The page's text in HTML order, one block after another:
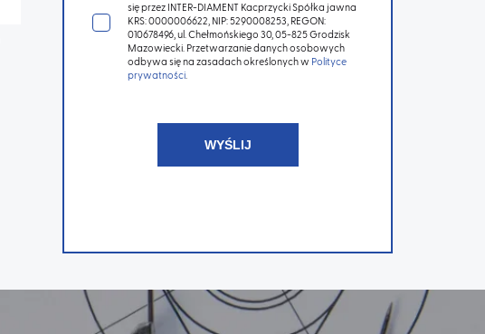
się przez INTER-DIAMENT Kacprzycki Spółka jawna
KRS: 0000006622, NIP: 5290008253, REGON:
010678496, ul. Chełmońskiego 30, 05-825 Grodzisk
Mazowiecki. Przetwarzanie danych osobowych
odbywa się na zasadach określonych w Polityce
prywatności